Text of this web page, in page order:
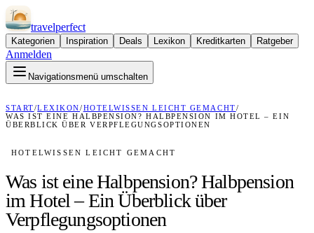
travelperfect
Kategorien Inspiration Deals Lexikon Kreditkarten Ratgeber
Anmelden
Navigationsmenü umschalten
START/LEXIKON/HOTELWISSEN LEICHT GEMACHT/
WAS IST EINE HALBPENSION? HALBPENSION IM HOTEL – EIN
ÜBERBLICK ÜBER VERPFLEGUNGSOPTIONEN
HOTELWISSEN LEICHT GEMACHT
Was ist eine Halbpension? Halbpension
im Hotel – Ein Überblick über
Verpflegungsoptionen